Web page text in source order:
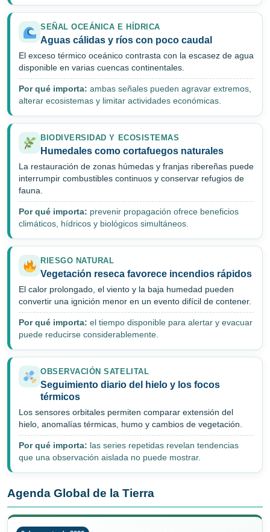
SEÑAL OCEÁNICA E HÍDRICA
Aguas cálidas y ríos con poco caudal
El exceso térmico oceánico contrasta con la escasez de agua
disponible en varias cuencas continentales.
Por qué importa: ambas señales pueden agravar extremos,
alterar ecosistemas y limitar actividades económicas.
BIODIVERSIDAD Y ECOSISTEMAS
Humedales como cortafuegos naturales
La restauración de zonas húmedas y franjas ribereñas puede
interrumpir combustibles continuos y conservar refugios de
fauna.
Por qué importa: prevenir propagación ofrece beneficios
climáticos, hídricos y biológicos simultáneos.
RIESGO NATURAL
Vegetación reseca favorece incendios rápidos
El calor prolongado, el viento y la baja humedad pueden
convertir una ignición menor en un evento difícil de contener.
Por qué importa: el tiempo disponible para alertar y evacuar
puede reducirse considerablemente.
OBSERVACIÓN SATELITAL
Seguimiento diario del hielo y los focos
térmicos
Los sensores orbitales permiten comparar extensión del
hielo, anomalías térmicas, humo y cambios de vegetación.
Por qué importa: las series repetidas revelan tendencias
que una observación aislada no puede mostrar.
Agenda Global de la Tierra